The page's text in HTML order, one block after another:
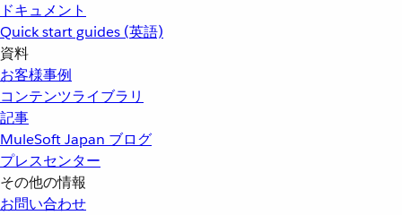
ドキュメント
Quick start guides (英語)
資料
お客様事例
コンテンツライブラリ
記事
MuleSoft Japan ブログ
プレスセンター
その他の情報
お問い合わせ